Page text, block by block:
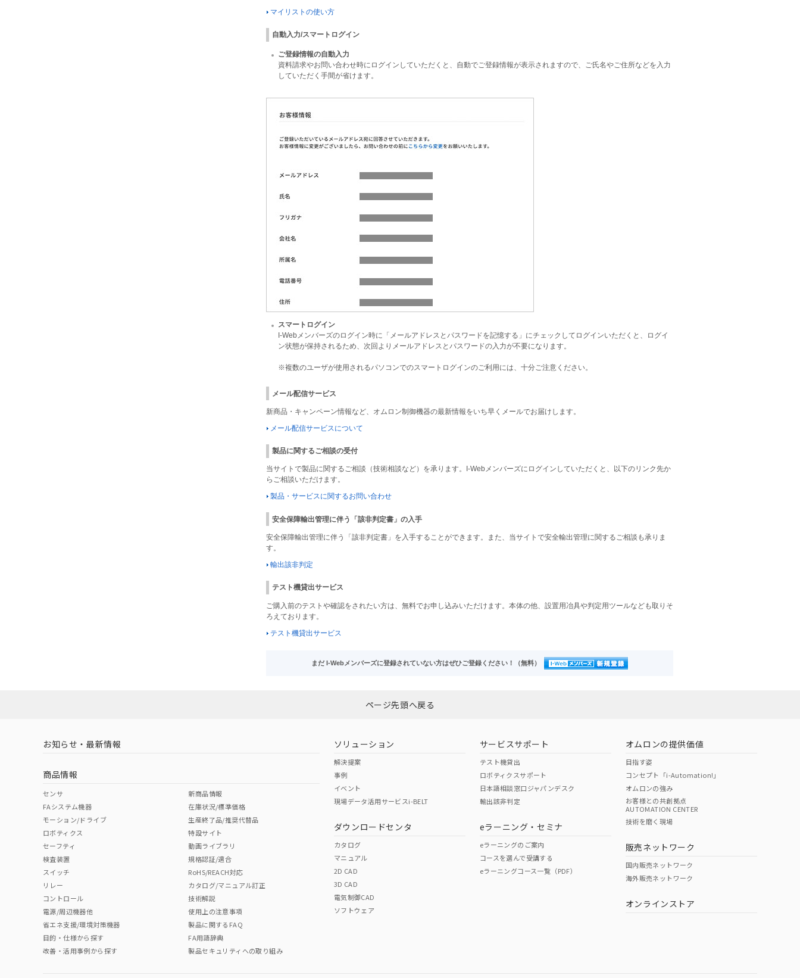
マイリストの使い方
自動入力/スマートログイン
ご登録情報の自動入力
資料請求やお問い合わせ時にログインしていただくと、自動でご登録情報が表示されますので、ご氏名やご住所などを入力
していただく手間が省けます。
スマートログイン
I-Webメンバーズのログイン時に「メールアドレスとパスワードを記憶する」にチェックしてログインいただくと、ログイ
ン状態が保持されるため、次回よりメールアドレスとパスワードの入力が不要になります。
※複数のユーザが使用されるパソコンでのスマートログインのご利用には、十分ご注意ください。
メール配信サービス
新商品・キャンペーン情報など、オムロン制御機器の最新情報をいち早くメールでお届けします。
メール配信サービスについて
製品に関するご相談の受付
当サイトで製品に関するご相談（技術相談など）を承ります。I-Webメンバーズにログインしていただくと、以下のリンク先か
らご相談いただけます。
製品・サービスに関するお問い合わせ
安全保障輸出管理に伴う「該非判定書」の入手
安全保障輸出管理に伴う「該非判定書」を入手することができます。また、当サイトで安全輸出管理に関するご相談も承りま
す。
輸出該非判定
テスト機貸出サービス
ご購入前のテストや確認をされたい方は、無料でお申し込みいただけます。本体の他、設置用冶具や判定用ツールなども取りそ
ろえております。
テスト機貸出サービス
まだ I-Webメンバーズに登録されていない方はぜひご登録ください！（無料）
ページ先頭へ戻る
お知らせ・最新情報
商品情報
センサ
FAシステム機器
モーション/ドライブ
ロボティクス
セーフティ
検査装置
スイッチ
リレー
コントロール
電源/周辺機器他
省エネ支援/環境対策機器
目的・仕様から探す
改善・活用事例から探す
新商品情報
在庫状況/標準価格
生産終了品/推奨代替品
特設サイト
動画ライブラリ
規格認証/適合
RoHS/REACH対応
カタログ/マニュアル訂正
技術解説
使用上の注意事項
製品に関するFAQ
FA用語辞典
製品セキュリティへの取り組み
ソリューション
解決提案
事例
イベント
現場データ活用サービスi-BELT
ダウンロードセンタ
カタログ
マニュアル
2D CAD
3D CAD
電気制御CAD
ソフトウェア
サービスサポート
テスト機貸出
ロボティクスサポート
日本語相談窓口ジャパンデスク
輸出該非判定
eラーニング・セミナ
eラーニングのご案内
コースを選んで受講する
eラーニングコース一覧（PDF）
オムロンの提供価値
目指す姿
コンセプト「i-Automation!」
オムロンの強み
お客様との共創拠点
AUTOMATION CENTER
技術を磨く現場
販売ネットワーク
国内販売ネットワーク
海外販売ネットワーク
オンラインストア